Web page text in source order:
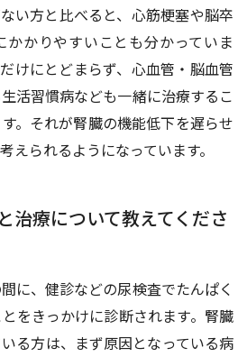
い方と比べると、心筋梗塞や脳卒
かかりやすいことも分かっていま
けにとどまらず、心血管・脳血管
活習慣病なども一緒に治療するこ
。それが腎臓の機能低下を遅らせ
えられるようになっています。
治療について教えてくださ
に、健診などの尿検査でたんぱく
をきっかけに診断されます。腎臓
る方は、まず原因となっている病